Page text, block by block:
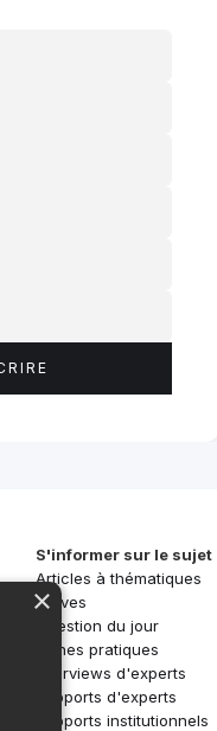
S'informer sur le sujet
Articles à thématiques
Brèves
Question du jour
Fiches pratiques
Interviews d'experts
Rapports d'experts
Rapports institutionnels
×